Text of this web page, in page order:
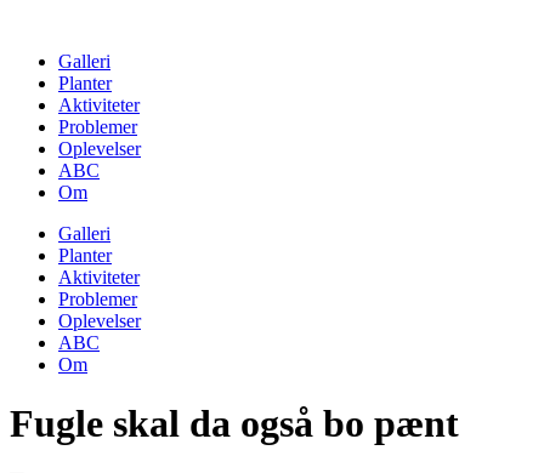
contentGalleri
Planter
Aktiviteter
Problemer
Oplevelser
ABC
Om
Galleri
Planter
Aktiviteter
Problemer
Oplevelser
ABC
Om
Fugle skal da også bo pænt